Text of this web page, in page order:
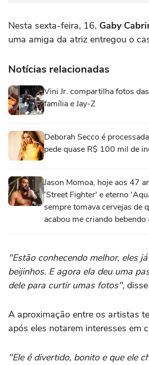
Nesta sexta-feira, 16, Gaby
uma amiga da atriz entregou o
Notícias relacionadas
Vini Jr. compartilha fotos
família e Jay-Z
Deborah Secco é
pede quase R$ 100 mil de
Jason Momoa, hoje aos 47
'Street Fighter' e eterno
sempre tomava cervejas de
acabou me criando
"Estão conhecendo melhor, eles
beijinhos. E agora ela deu uma
dele para curtir umas fotos",
A aproximação entre os artistas
após eles notarem interesses em
"Ele é divertido, bonito e que ele